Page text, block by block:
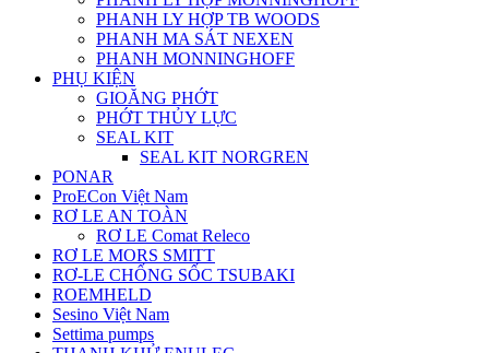
PHANH LY HỢP TB WOODS
PHANH MA SÁT NEXEN
PHANH MONNINGHOFF
PHỤ KIỆN
GIOĂNG PHỚT
PHỚT THỦY LỰC
SEAL KIT
SEAL KIT NORGREN
PONAR
ProECon Việt Nam
RƠ LE AN TOÀN
RƠ LE Comat Releco
RƠ LE MORS SMITT
RƠ-LE CHỐNG SỐC TSUBAKI
ROEMHELD
Sesino Việt Nam
Settima pumps